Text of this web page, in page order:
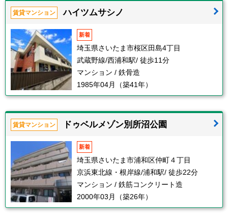
賃貸マンション ハイツムサシノ
新着
埼玉県さいたま市桜区田島4丁目
武蔵野線/西浦和駅/ 徒歩11分
マンション / 鉄骨造
1985年04月（築41年）
賃貸マンション ドゥベルメゾン別所沼公園
新着
埼玉県さいたま市浦和区仲町４丁目
京浜東北線・根岸線/浦和駅/ 徒歩22分
マンション / 鉄筋コンクリート造
2000年03月（築26年）